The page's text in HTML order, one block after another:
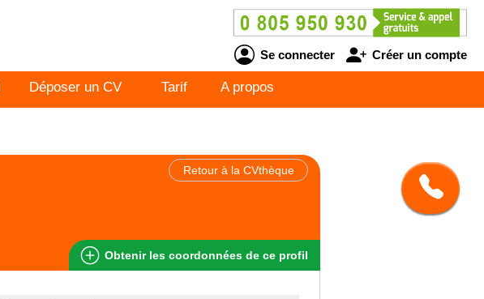
Se connecter Créer un compte
Déposer un CV Tarif A propos
Retour à la CVthèque
Obtenir les coordonnées de ce profil